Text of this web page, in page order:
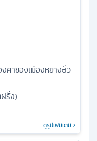
ศาของเมืองหยางซั่ว
รั่ง)
ดูรูปเพิ่มเติม